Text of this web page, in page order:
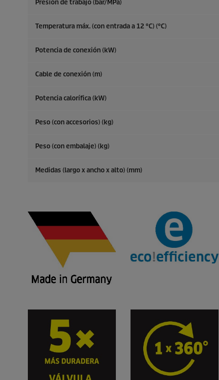
Presión de trabajo (bar/MPa)
Temperatura máx. (con entrada a 12 °C) (°C)
Potencia de conexión (kW)
Cable de conexión (m)
Potencia calorífica (kW)
Peso (con accesorios) (kg)
Peso (con embalaje) (kg)
Medidas (largo x ancho x alto) (mm)